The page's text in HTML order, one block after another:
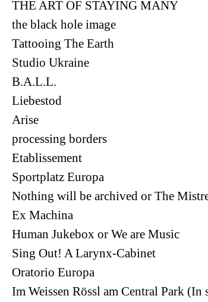
THE ART OF STAYING MANY
the black hole image
Tattooing The Earth
Studio Ukraine
B.A.L.L.
Liebestod
Arise
processing borders
Etablissement
Sportplatz Europa
Nothing will be archived or The
Ex Machina
Human Jukebox or We are Music
Sing Out! A Larynx-Cabinet
Oratorio Europa
Im Weissen Rössl am Central Park